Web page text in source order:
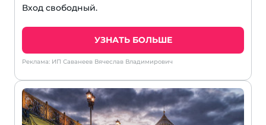
Вход свободный.
УЗНАТЬ БОЛЬШЕ
Реклама: ИП Саванеев Вячеслав Владимирович